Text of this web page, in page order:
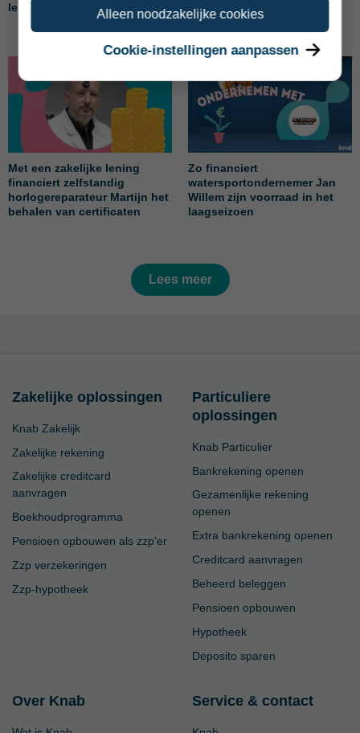
leningen
Met een zakelijke lening
financiert zelfstandig
horlogereparateur Martijn het
behalen van certificaten
Zo financiert
watersportondernemer Jan
Willem zijn voorraad in het
laagseizoen
Lees meer
Zakelijke oplossingen
Knab Zakelijk
Zakelijke rekening
Zakelijke creditcard
aanvragen
Boekhoudprogramma
Pensioen opbouwen als zzp'er
Zzp verzekeringen
Zzp-hypotheek
Particuliere
oplossingen
Knab Particulier
Bankrekening openen
Gezamenlijke rekening
openen
Extra bankrekening openen
Creditcard aanvragen
Beheerd beleggen
Pensioen opbouwen
Hypotheek
Deposito sparen
Over Knab Service & contact
Alleen noodzakelijke cookies
Cookie-instellingen aanpassen